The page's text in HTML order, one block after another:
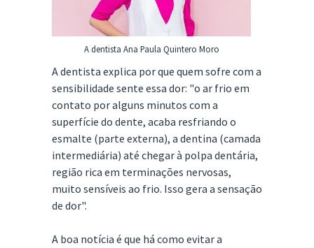
A dentista Ana Paula Quintero Moro
A dentista explica por que quem sofre com a
sensibilidade sente essa dor: "o ar frio em
contato por alguns minutos com a
superfície do dente, acaba resfriando o
esmalte (parte externa), a dentina (camada
intermediária) até chegar à polpa dentária,
região rica em terminações nervosas,
muito sensíveis ao frio. Isso gera a sensação
de dor".
A boa notícia é que há como evitar a